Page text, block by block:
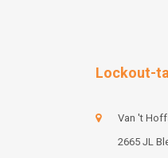
Lockout-
Van 't
2665 JL